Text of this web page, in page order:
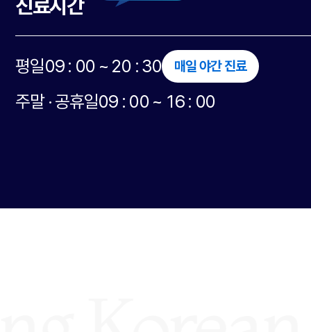
진료시간
평일09 : 00 ~ 20 : 30 매일 야간 진료
주말 · 공휴일09 : 00 ~ 16 : 00